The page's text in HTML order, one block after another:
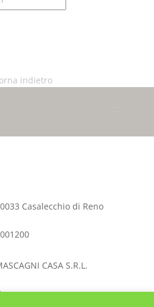
indietro
Casalecchio di Reno
CASA S.R.L.